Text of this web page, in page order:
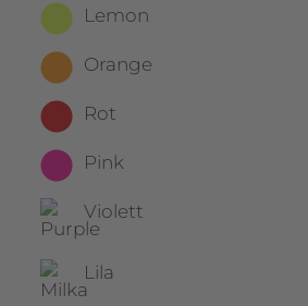
Lemon
Orange
Rot
Pink
Violett
Lila